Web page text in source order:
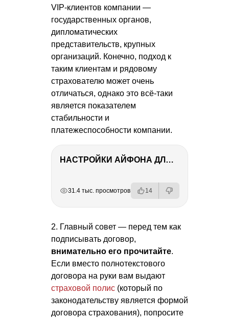
VIP-клиентов компании —
государственных органов,
дипломатических
представительств, крупных
организаций. Конечно, подход к
таким клиентам и рядовому
страхователю может очень
отличаться, однако это всё-таки
является показателем
стабильности и
платежеспособности компании.
НАСТРОЙКИ АЙФОНА ДЛЯ ФОТО И ВИДЕО
31.4 тыс. просмотров 14
2. Главный совет — перед тем как
подписывать договор,
внимательно его прочитайте.
Если вместо полнотекстового
договора на руки вам выдают
страховой полис (который по
законодательству является формой
договора страхования), попросите